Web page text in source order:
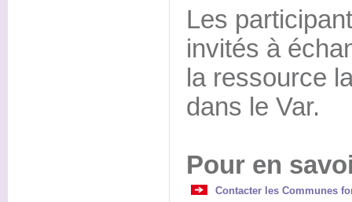
Les
invités à
la ressource
dans le Var.
Pour en
Contacter les Communes